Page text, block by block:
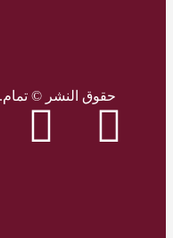
حقوق النشر © تمام. 2026 جميع الحقوق محفوظة.